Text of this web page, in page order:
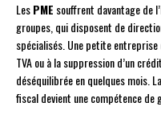
LesPME souffrent davantage de
groupes, qui disposent de
spécialisés. Une petite
TVA ou à la suppression d’un
déséquilibrée en quelques mois.
fiscal devient une compétence de